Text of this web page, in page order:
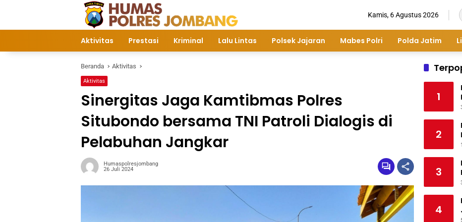
Kamis, 6 Agustus 2026
Aktivitas Prestasi Kriminal Lalu Lintas Polsek Jajaran Mabes Polri Polda Jatim
Beranda Aktivitas
Aktivitas
Sinergitas Jaga Kamtibmas Polres
Situbondo bersama TNI Patroli Dialogis di
Pelabuhan Jangkar
Humaspolresjombang
26 Juli 2024
1
2
3
4